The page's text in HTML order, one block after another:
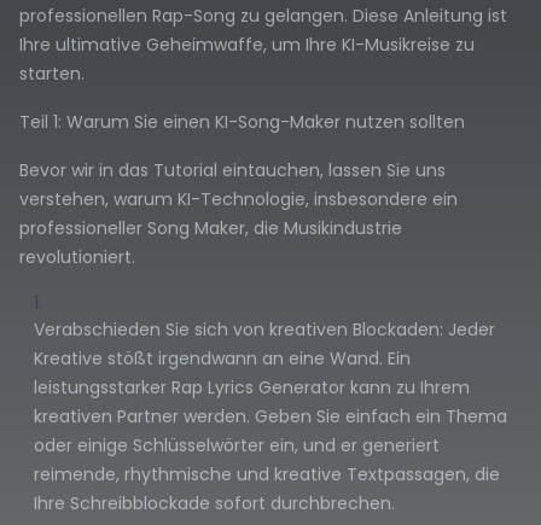
professionellen Rap-Song zu gelangen. Diese Anleitung ist
Ihre ultimative Geheimwaffe, um Ihre KI-Musikreise zu
starten.
Teil 1: Warum Sie einen KI-Song-Maker nutzen sollten
Bevor wir in das Tutorial eintauchen, lassen Sie uns
verstehen, warum KI-Technologie, insbesondere ein
professioneller Song Maker, die Musikindustrie
revolutioniert.
Verabschieden Sie sich von kreativen Blockaden: Jeder
Kreative stößt irgendwann an eine Wand. Ein
leistungsstarker Rap Lyrics Generator kann zu Ihrem
kreativen Partner werden. Geben Sie einfach ein Thema
oder einige Schlüsselwörter ein, und er generiert
reimende, rhythmische und kreative Textpassagen, die
Ihre Schreibblockade sofort durchbrechen.